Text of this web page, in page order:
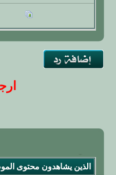
الذين يشاهدون محتوى